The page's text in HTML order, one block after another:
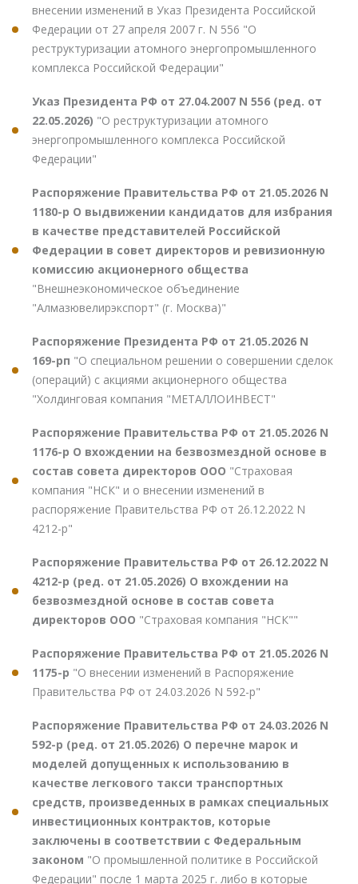
внесении изменений в Указ Президента Российской
Федерации от 27 апреля 2007 г. N 556 "О
реструктуризации атомного энергопромышленного
комплекса Российской Федерации"
Указ Президента РФ от 27.04.2007 N 556 (ред. от
22.05.2026) "О реструктуризации атомного
энергопромышленного комплекса Российской
Федерации"
Распоряжение Правительства РФ от 21.05.2026 N
1180-р О выдвижении кандидатов для избрания
в качестве представителей Российской
Федерации в совет директоров и ревизионную
комиссию акционерного общества
"Внешнеэкономическое объединение
"Алмазювелирэкспорт" (г. Москва)"
Распоряжение Президента РФ от 21.05.2026 N
169-рп "О специальном решении о совершении сделок
(операций) с акциями акционерного общества
"Холдинговая компания "МЕТАЛЛОИНВЕСТ"
Распоряжение Правительства РФ от 21.05.2026 N
1176-р О вхождении на безвозмездной основе в
состав совета директоров ООО "Страховая
компания "НСК" и о внесении изменений в
распоряжение Правительства РФ от 26.12.2022 N
4212-р"
Распоряжение Правительства РФ от 26.12.2022 N
4212-р (ред. от 21.05.2026) О вхождении на
безвозмездной основе в состав совета
директоров ООО "Страховая компания "НСК""
Распоряжение Правительства РФ от 21.05.2026 N
1175-р "О внесении изменений в Распоряжение
Правительства РФ от 24.03.2026 N 592-р"
Распоряжение Правительства РФ от 24.03.2026 N
592-р (ред. от 21.05.2026) О перечне марок и
моделей допущенных к использованию в
качестве легкового такси транспортных
средств, произведенных в рамках специальных
инвестиционных контрактов, которые
заключены в соответствии с Федеральным
законом "О промышленной политике в Российской
Федерации" после 1 марта 2025 г. либо в которые